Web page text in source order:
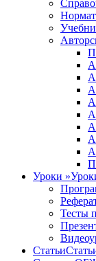
Уроки »
Тесты
Статьи